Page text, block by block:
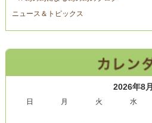
ニュース＆トピックス
2026年8月
日 月 火 水